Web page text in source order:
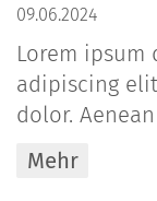
09.06.2024
Lorem
adipiscing
dolor. Aenean
Mehr